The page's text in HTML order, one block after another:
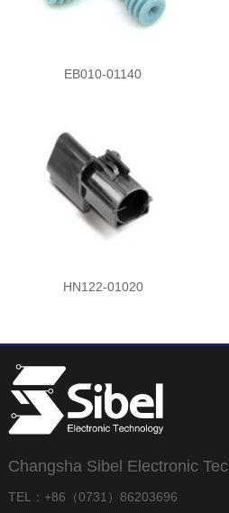
EB010-01140
HN122-01020
Changsha Sibel Electronic
TEL：+86（0731）86203696